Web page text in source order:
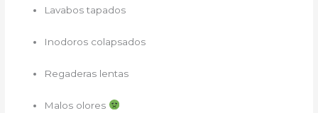
Lavabos tapados
Inodoros colapsados
Regaderas lentas
Malos olores